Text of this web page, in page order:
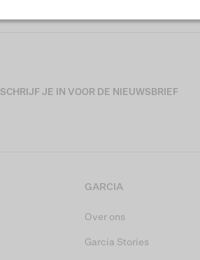
SCHRIJF JE IN VOOR DE NIEUWSBRIEF
GARCIA
Over ons
Garcia Stories